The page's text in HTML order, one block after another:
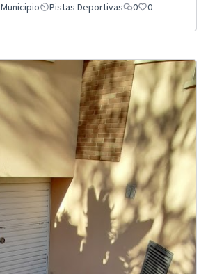
Municipio Pistas Deportivas 0 0